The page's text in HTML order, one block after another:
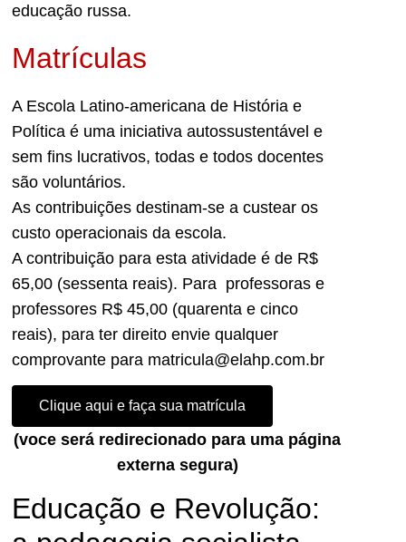
educação russa.
Matrículas
A Escola Latino-americana de História e
Política é uma iniciativa autossustentável e
sem fins lucrativos, todas e todos docentes
são voluntários.
As contribuições destinam-se a custear os
custo operacionais da escola.
A contribuição para esta atividade é de R$
65,00 (sessenta reais). Para professoras e
professores R$ 45,00 (quarenta e cinco
reais), para ter direito envie qualquer
comprovante para matricula@elahp.com.br
Clique aqui e faça sua matrícula
(voce será redirecionado para uma página
externa segura)
Educação e Revolução: